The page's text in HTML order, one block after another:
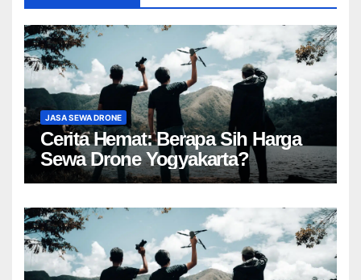
JASA SEWA DRONE
Cerita Hemat: Berapa Sih Harga
Sewa Drone Yogyakarta?